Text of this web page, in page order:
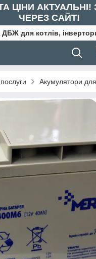
ЦІНИ
ЧЕРЕЗ САЙТ!
ДБЖ для котлів,
Акумулятори